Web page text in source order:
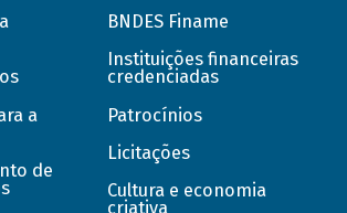
a
de
BNDES Finame
Instituições financeiras
credenciadas
Patrocínios
Licitações
Cultura e economia
criativa